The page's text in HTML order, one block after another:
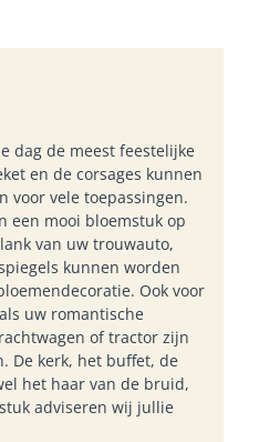
dag de meest feestelijke
en de corsages kunnen
voor vele toepassingen.
een mooi bloemstuk op
van uw trouwauto,
kunnen worden
Ook voor
uw romantische
of tractor zijn
De kerk, het buffet, de
het haar van de bruid,
adviseren wij jullie